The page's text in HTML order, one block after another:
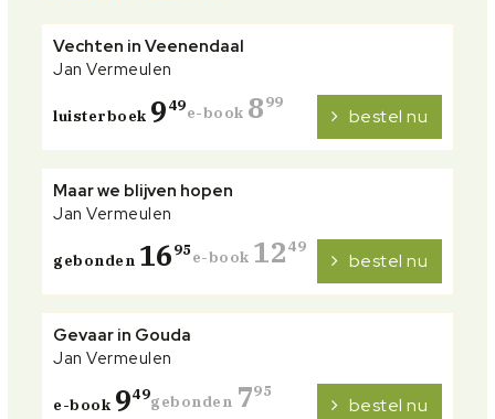
Vechten in Veenendaal
Jan Vermeulen
luisterboek 949e-book 899
bestel nu
Maar we blijven hopen
Jan Vermeulen
gebonden 1695e-book 1249
bestel nu
Gevaar in Gouda
Jan Vermeulen
e-book 949gebonden 795
bestel nu